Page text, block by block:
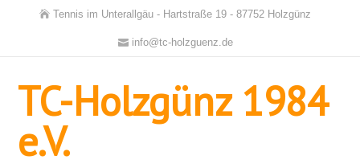
Tennis im Unterallgäu - Hartstraße 19 - 87752 Holzgünz
info@tc-holzguenz.de
TC-Holzgünz 1984
e.V.